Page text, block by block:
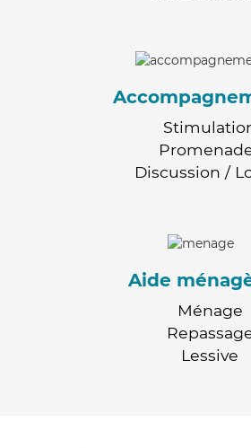
Discussion /
Aide
Ménage
Lessive